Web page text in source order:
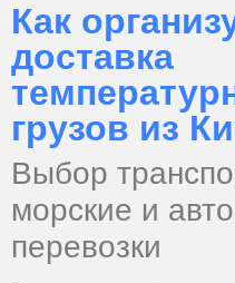
Как
доставка
грузов из
Выбор
морские и
перевозки